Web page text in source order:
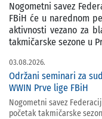
Nogometni savez
FBiH će u narednom
aktivnosti vezano za
takmičarske sezone u
03.08.2026.
Održani seminari za
WWIN Prve lige FBiH
Nogometni savez
početak takmičarske